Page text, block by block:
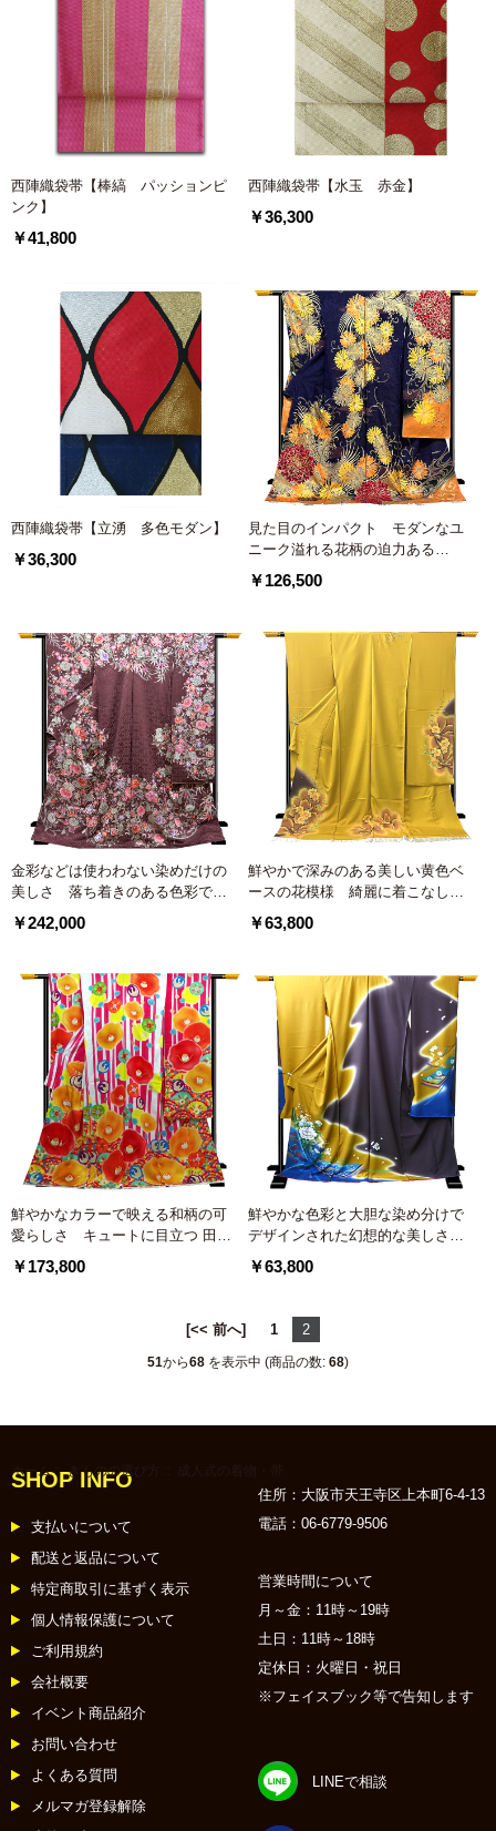
西陣織袋帯【棒縞 パッションピ
ンク】
￥41,800
西陣織袋帯【水玉 赤金】
￥36,300
西陣織袋帯【立湧 多色モダン】
￥36,300
見た目のインパクト モダンなユ
ニーク溢れる花柄の迫力ある
MURUAの振袖
￥126,500
金彩などは使わわない染めだけの
美しさ 落ち着きのある色彩で表
現された独創的な振袖
￥242,000
鮮やかで深みのある美しい黄色ベ
ースの花模様 綺麗に着こなして
もらえる振袖
￥63,800
鮮やかなカラーで映える和柄の可
愛らしさ キュートに目立つ 田中
￥173,800
鮮やかな色彩と大胆な染め分けで
デザインされた幻想的な美しさが
￥63,800
[<< 前へ] 1 2
51から68 を表示中 (商品の数: 68)
ホーム::きものの選び方
SHOP INFO
支払いについて
配送と返品について
特定商取引に基ずく表示
個人情報保護について
ご利用規約
会社概要
イベント商品紹介
お問い合わせ
よくある質問
メルマガ登録解除
住所：大阪市天王寺区上本町6-4-13
電話：06-6779-9506
営業時間について
月～金：11時～19時
土日：11時～18時
定休日：火曜日・祝日
※フェイスブック等で告知します
LINEで相談